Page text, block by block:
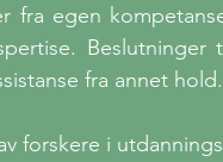
fra egen
fra annet hold.
forskere i